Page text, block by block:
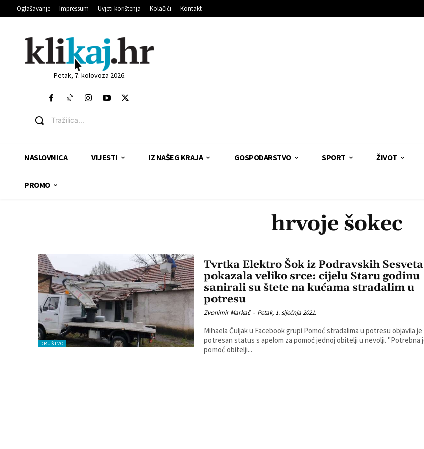
Oglašavanje Impressum Uvjeti korištenja Kolačići Kontakt
Petak, 7. kolovoza 2026.
Tražilica...
NASLOVNICA VIJESTI IZ NAŠEG KRAJA GOSPODARSTVO SPORT ŽIVOT
PROMO
hrvoje šokec
DRUŠTVO
Tvrtka Elektro Šok iz Podravskih Sesveta
pokazala veliko srce: cijelu Staru godinu
sanirali su štete na kućama stradalim u
potresu
Zvonimir Markač - Petak, 1. siječnja 2021.
Mihaela Čuljak u Facebook grupi Pomoć stradalima u potresu objavila je
potresan status s apelom za pomoć jednoj obitelji u nevolji. "Potrebna je
pomoć obitelji...